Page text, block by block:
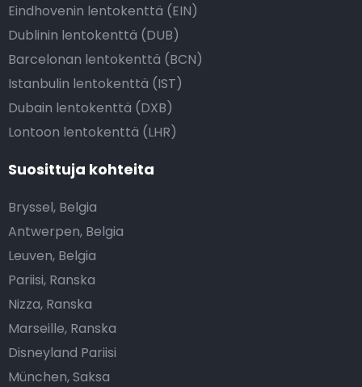
Eindhovenin lentokenttä (EIN)
Dublinin lentokenttä (DUB)
Barcelonan lentokenttä (BCN)
Istanbulin lentokenttä (IST)
Dubain lentokenttä (DXB)
Lontoon lentokenttä (LHR)
Suosittuja kohteita
Bryssel, Belgia
Antwerpen, Belgia
Leuven, Belgia
Pariisi, Ranska
Nizza, Ranska
Marseille, Ranska
Disneyland Pariisi
München, Saksa